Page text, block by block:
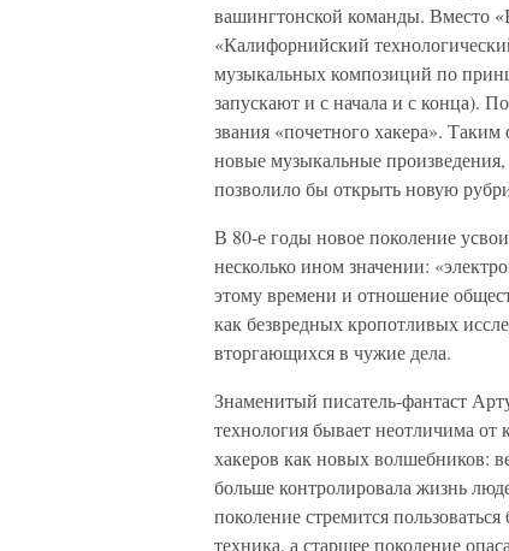
вашингтонской команды. Вместо
«Калифорнийский
музыкальных композиций по
запускают и с начала и с конца).
звания «почетного хакера».
новые музыкальные
позволило бы открыть новую
В 80-е годы новое поколение
несколько ином значении:
этому времени и отношение
как безвредных кропотливых
вторгающихся в чужие дела.
Знаменитый писатель-фантаст
технология бывает неотличима от
хакеров как новых волшебников:
больше контролировала жизнь
поколение стремится
техника, а старшее поколение